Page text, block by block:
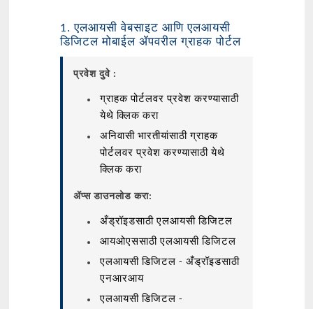
1. एलआयसी वेबसाइट आणि एलआयसी
डिजिटल मोबाईल ॲपवरील ग्राहक पोर्टल
प्रवेश दुवे :
ग्राहक पोर्टलवर प्रवेश करण्यासाठी
येथे क्लिक करा
अनिवासी भारतीयांसाठी ग्राहक
पोर्टलवर प्रवेश करण्यासाठी येथे
क्लिक करा
ॲप्स डाउनलोड करा:
अँड्रॉइडसाठी एलआयसी डिजिटल
आयओएससाठी एलआयसी डिजिटल
एलआयसी डिजिटल - अँड्रॉइडसाठी
एनआरआय
एलआयसी डिजिटल -